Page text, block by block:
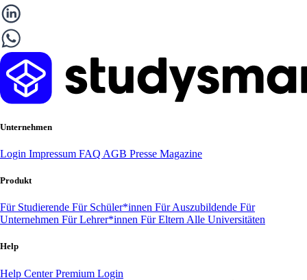
Unternehmen
Login Impressum FAQ AGB Presse Magazine
Produkt
Für Studierende Für Schüler*innen Für Auszubildende Für
Unternehmen Für Lehrer*innen Für Eltern Alle Universitäten
Help
Help CenterPremium Login